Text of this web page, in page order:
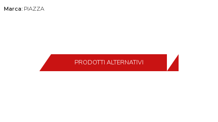
Marca: PIAZZA
PRODOTTI ALTERNATIVI